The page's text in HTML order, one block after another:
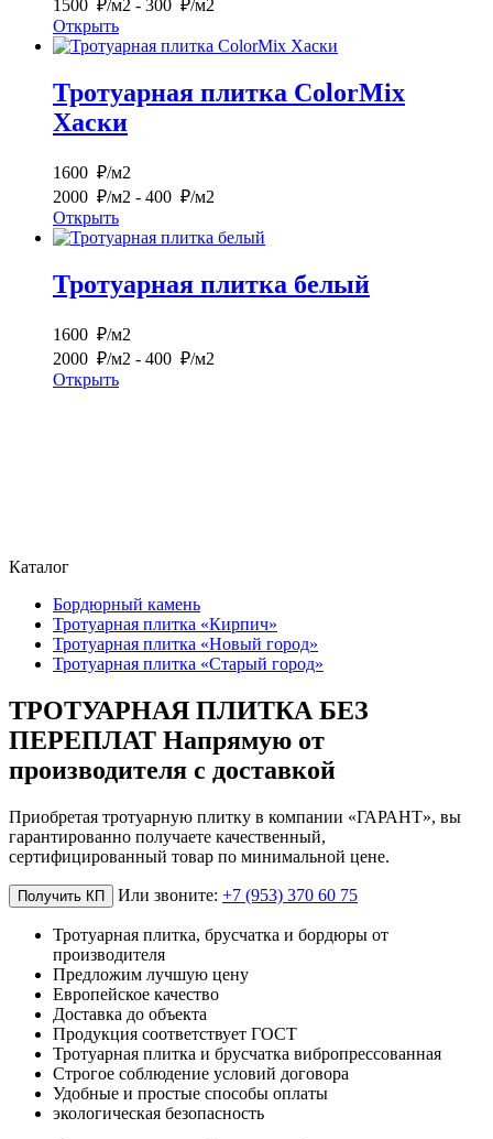
1500 ₽/м2 - 300 ₽/м2
Открыть
Тротуарная плитка ColorMix
Хаски
1600 ₽/м2
2000 ₽/м2 - 400 ₽/м2
Открыть
Тротуарная плитка белый
1600 ₽/м2
2000 ₽/м2 - 400 ₽/м2
Открыть
Каталог
Бордюрный камень
Тротуарная плитка «Кирпич»
Тротуарная плитка «Новый город»
Тротуарная плитка «Старый город»
ТРОТУАРНАЯ ПЛИТКА БЕЗ
ПЕРЕПЛАТ Напрямую от
производителя с доставкой
Приобретая тротуарную плитку в компании «ГАРАНТ», вы
гарантированно получаете качественный,
сертифицированный товар по минимальной цене.
Получить КП Или звоните: +7 (953) 370 60 75
Тротуарная плитка, брусчатка и бордюры от
производителя
Предложим лучшую цену
Европейское качество
Доставка до объекта
Продукция соответствует ГОСТ
Тротуарная плитка и брусчатка вибропрессованная
Строгое соблюдение условий договора
Удобные и простые способы оплаты
экологическая безопасность